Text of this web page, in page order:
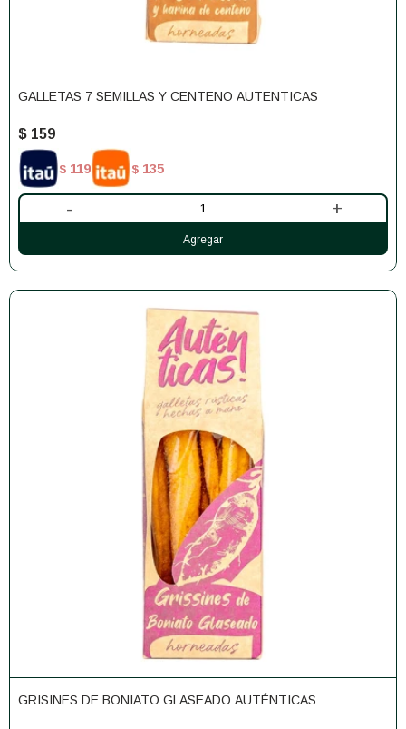
GALLETAS 7 SEMILLAS Y CENTENO AUTENTICAS
$ 159
$ 119 $ 135
- +
GRISINES DE BONIATO GLASEADO AUTÉNTICAS